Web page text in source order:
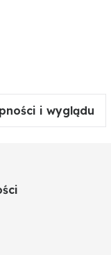
i wyglądu